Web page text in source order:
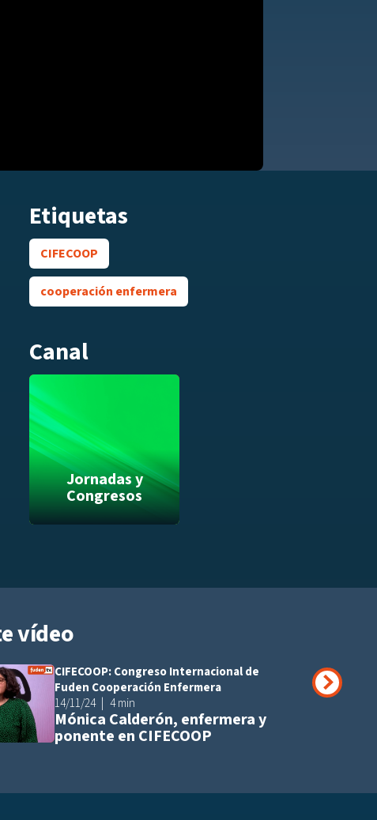
Etiquetas
CIFECOOP
cooperación enfermera
Canal
Jornadas y
Congresos
vídeo
Añadir a
CIFECOOP: Congreso Internacional de
Fuden Cooperación Enfermera
14/11/24
4 min
Mónica Calderón, enfermera y
ponente en CIFECOOP